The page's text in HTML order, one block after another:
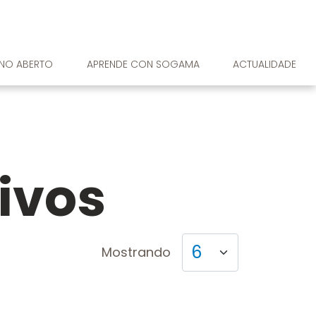
ABERTO APRENDE CON SOGAMA ACTUALIDADE
Mostrando